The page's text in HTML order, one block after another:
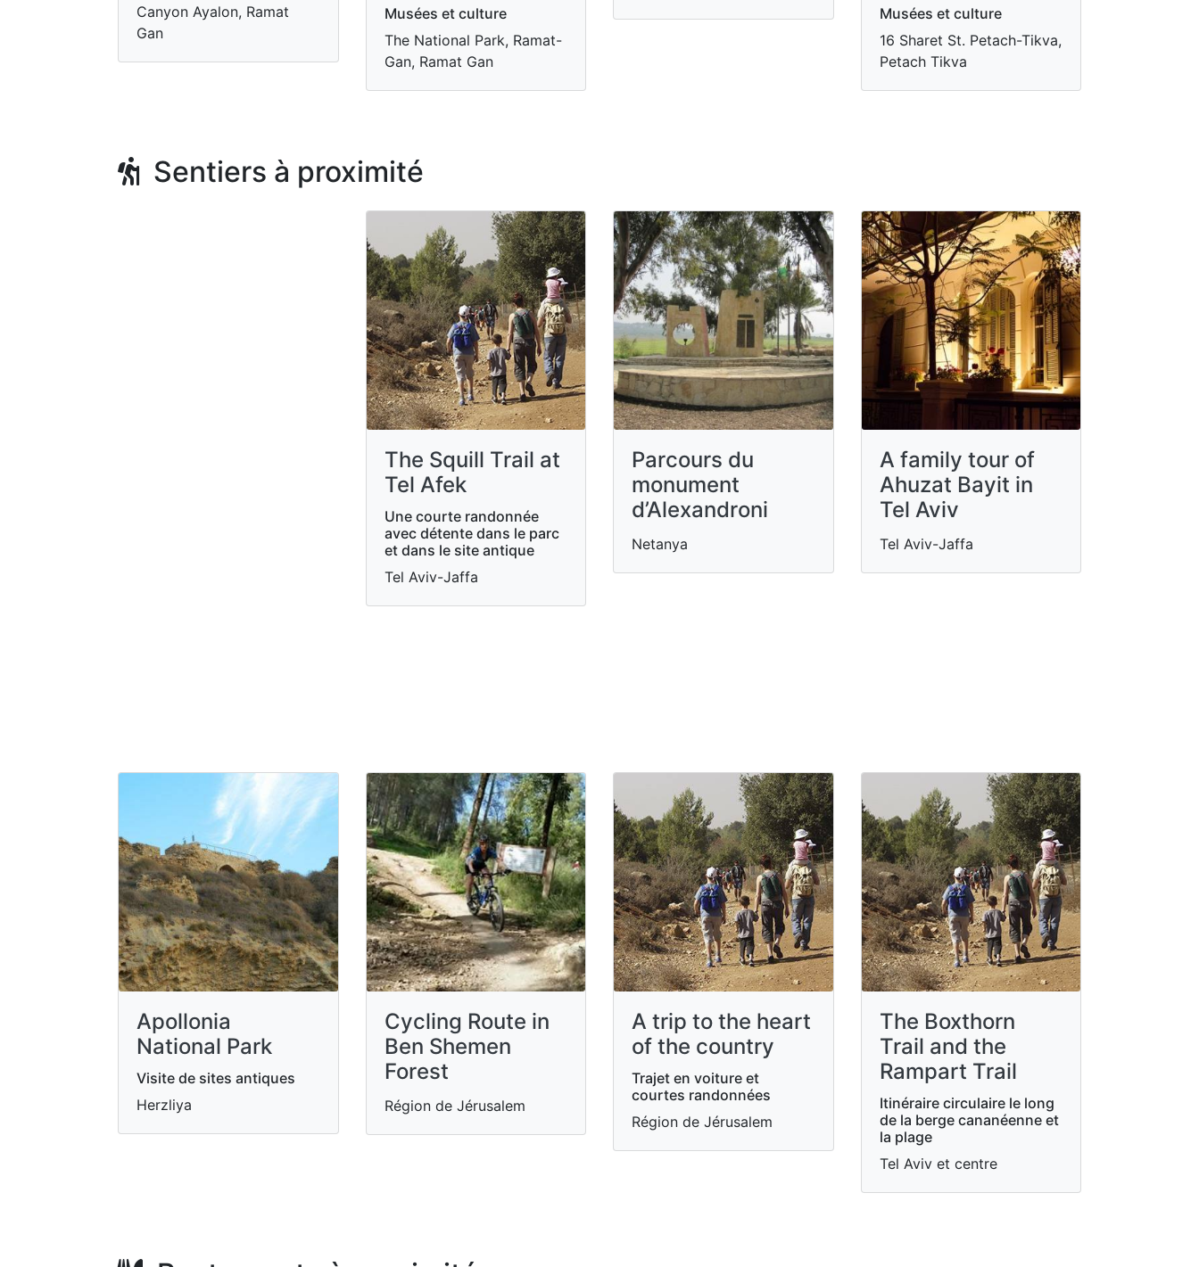
Canyon Ayalon, Ramat
Gan
Musées et culture
The National Park, Ramat-
Gan, Ramat Gan
Musées et culture
16 Sharet St. Petach-Tikva,
Petach Tikva
Sentiers à proximité
The Squill Trail at
Tel Afek
Une courte randonnée
avec détente dans le parc
et dans le site antique
Tel Aviv-Jaffa
Parcours du
monument
d’Alexandroni
Netanya
A family tour of
Ahuzat Bayit in
Tel Aviv
Tel Aviv-Jaffa
Apollonia
National Park
Visite de sites antiques
Herzliya
Cycling Route in
Ben Shemen
Forest
Région de Jérusalem
A trip to the heart
of the country
Trajet en voiture et
courtes randonnées
Région de Jérusalem
The Boxthorn
Trail and the
Rampart Trail
Itinéraire circulaire le long
de la berge cananéenne et
la plage
Tel Aviv et centre